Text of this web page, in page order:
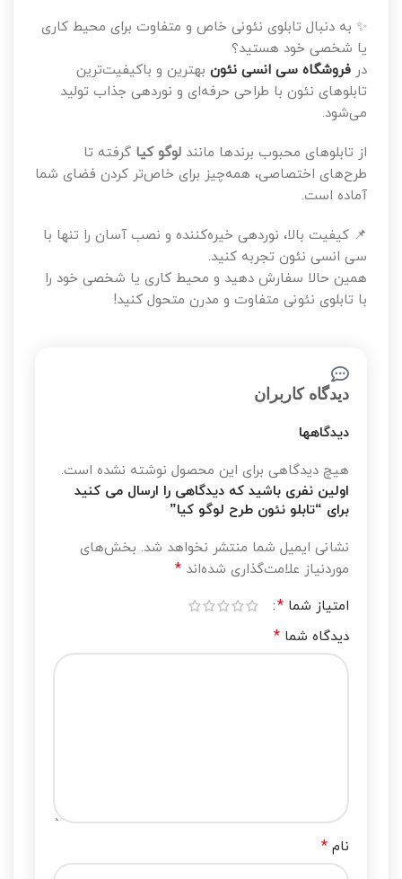
✨ به دنبال تابلوی نئونی خاص و متفاوت برای محیط کاری
یا شخصی خود هستید؟
در فروشگاه سی انسی نئون بهترین و باکیفیت‌ترین
تابلوهای نئون با طراحی حرفه‌ای و نوردهی جذاب تولید
می‌شود.
از تابلوهای محبوب برندها مانند لوگو کیا گرفته تا
طرح‌های اختصاصی، همه‌چیز برای خاص‌تر کردن فضای شما
آماده است.
📌 کیفیت بالا، نوردهی خیره‌کننده و نصب آسان را تنها با
سی انسی نئون تجربه کنید.
همین حالا سفارش دهید و محیط کاری یا شخصی خود را
با تابلوی نئونی متفاوت و مدرن متحول کنید!
دیدگاه کاربران
دیدگاهها
هیچ دیدگاهی برای این محصول نوشته نشده است.
اولین نفری باشید که دیدگاهی را ارسال می کنید
برای “تابلو نئون طرح لوگو کیا”
نشانی ایمیل شما منتشر نخواهد شد. بخش‌های
موردنیاز علامت‌گذاری شده‌اند *
امتیاز شما *
دیدگاه شما *
نام *